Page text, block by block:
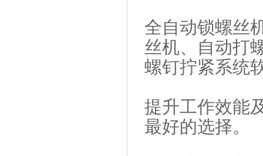
全自动锁螺丝
丝机、自动打
螺钉拧紧系统
提升工作效能
最好的选择。